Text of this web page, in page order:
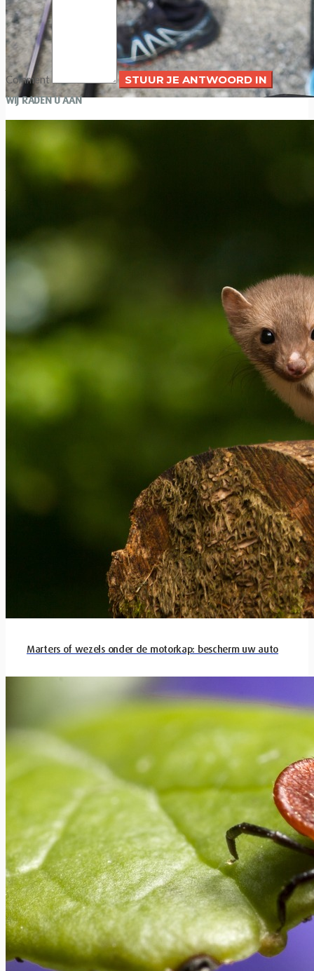
Nuttige apps voor avontuurlijke reizen
Avonturier en paraglider Tom de Dorlodot onthult ons de apps
Comment
WIJ RADEN U AAN
Marters of wezels onder de motorkap: bescherm uw auto